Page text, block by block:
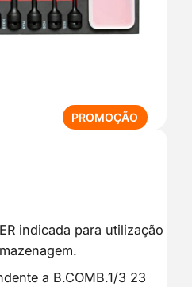
PROMOÇÃO
R
E
P
indicada para utilização
a B.COMB.1/3 23